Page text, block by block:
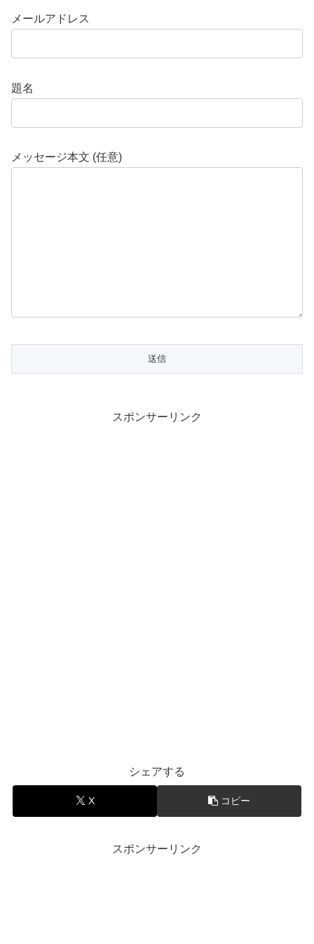
メールアドレス
題名
メッセージ本文 (任意)
スポンサーリンク
シェアする
X コピー
スポンサーリンク